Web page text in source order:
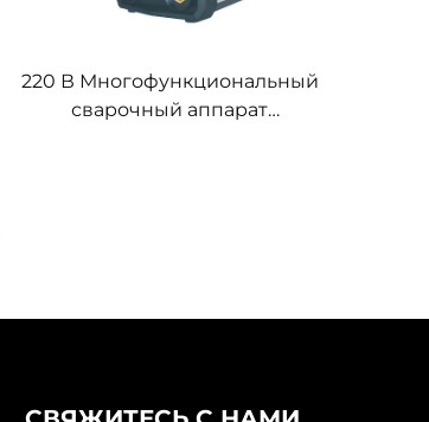
220 В Многофункциональный
сварочный аппарат